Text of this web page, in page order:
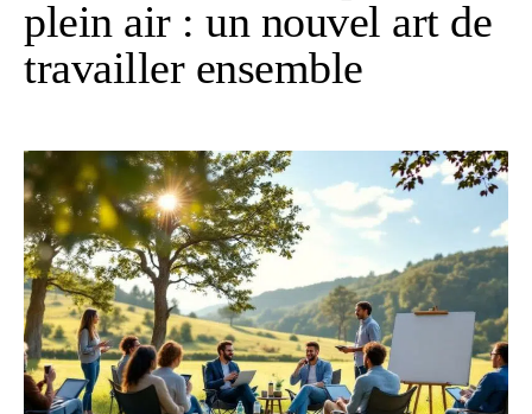
plein air : un nouvel art de
travailler ensemble